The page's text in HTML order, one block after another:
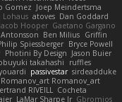
Gomez Joep Meindertsma
Lohaus atoves Dan Goddard
Jacob Hooper Gaetano Gargano
Ben Milius Griffin
Spiessberger Bryce Powell
Photini By Design Jason Buier
takahashi
ruffles
passivestar sirdeadduke
Romanov_art Romanov_art
RIVEILL Cocheta
LaMar Sharpe Jr Gbromios